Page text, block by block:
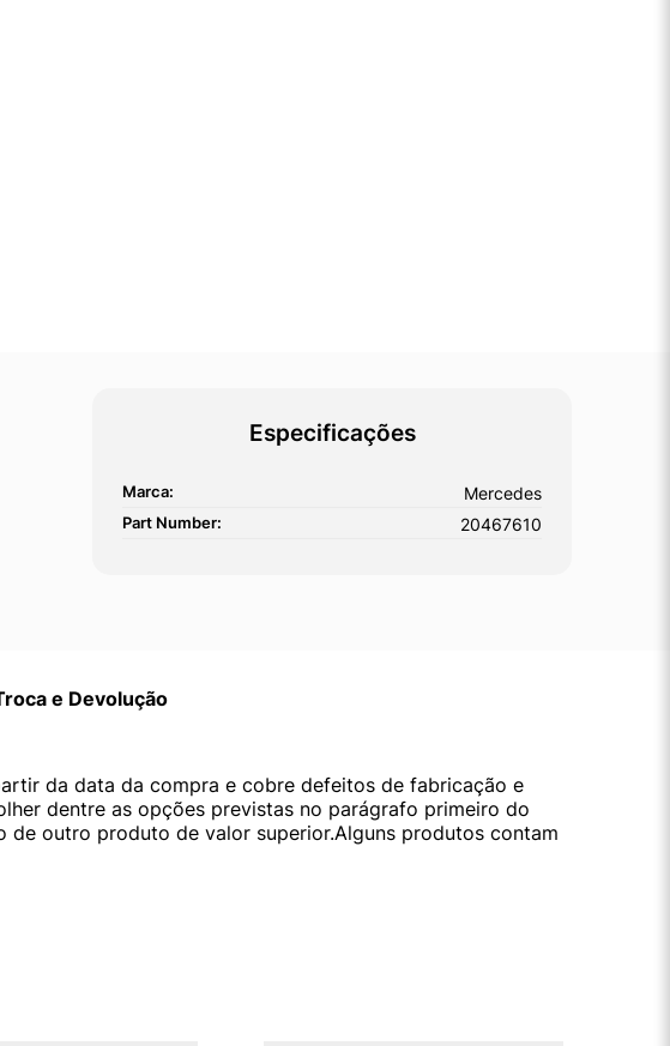
Especificações
Marca: Mercedes
Part Number: 20467610
e Devolução
da data da compra e cobre defeitos de fabricação e
dentre as opções previstas no parágrafo primeiro do
outro produto de valor superior.Alguns produtos contam